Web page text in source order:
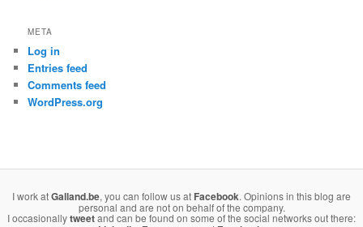
META
Log in
Entries feed
Comments feed
WordPress.org
I work atGalland.be, you can follow us at Facebook. Opinions in this blog are
personal and are not on behalf of the company.
I occasionallytweetand can be found on some of the social networks out there: